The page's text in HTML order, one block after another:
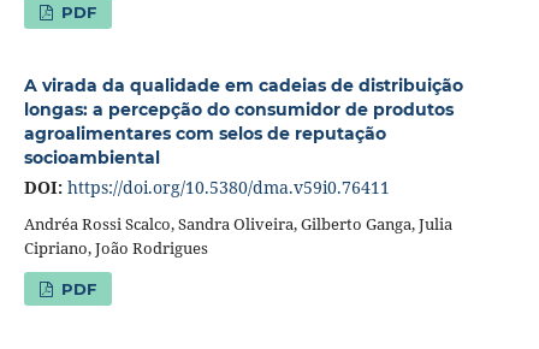
PDF
A virada da qualidade em cadeias de distribuição
longas: a percepção do consumidor de produtos
agroalimentares com selos de reputação
socioambiental
DOI: https://doi.org/10.5380/dma.v59i0.76411
Andréa Rossi Scalco, Sandra Oliveira, Gilberto Ganga, Julia
Cipriano, João Rodrigues
PDF